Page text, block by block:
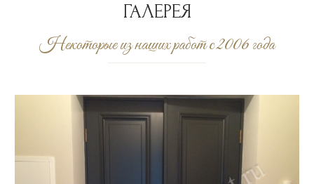
ГАЛЕРЕЯ
Некоторые из наших работ с 2006 года